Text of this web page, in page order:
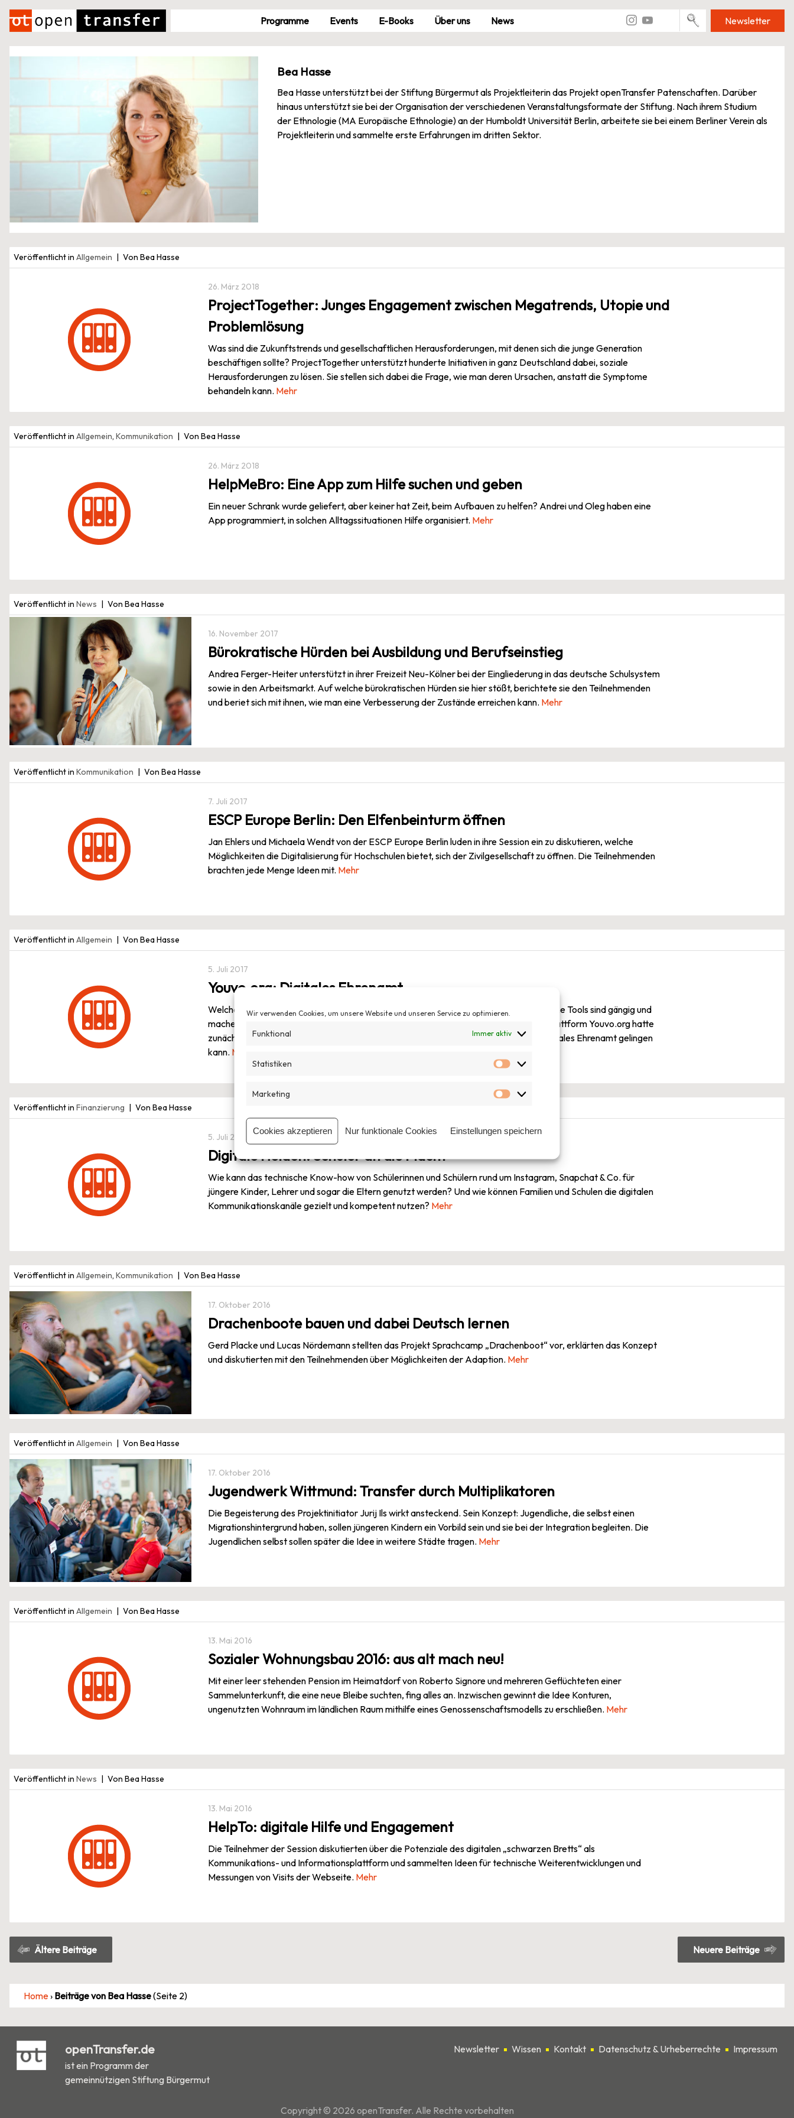
Wir verwenden Cookies, um unsere Website und unseren Service zu optimieren.
Funktional Immer aktiv
Statistiken
Statistiken
Marketing
Marketing
Cookies akzeptieren Nur funktionale Cookies Einstellungen speichern
Zum
Inhalt
springen
Pro­gramme Events E-Books Über uns News Newsletter
Bea Hasse
Bea Hasse unterstützt bei der Stiftung Bürgermut als Projektleiterin das Projekt openTransfer Patenschaften. Darüber
hinaus unterstützt sie bei der Organisation der verschiedenen Veranstaltungsformate der Stiftung. Nach ihrem Studium
der Ethnologie (MA Europäische Ethnologie) an der Humboldt Universität Berlin, arbeitete sie bei einem Berliner Verein als
Projektleiterin und sammelte erste Erfahrungen im dritten Sektor.
Veröffentlicht in Allgemein Von Bea Hasse
26. März 2018
ProjectTogether: Junges Engagement zwischen Megatrends, Utopie und
Problemlösung
Was sind die Zukunftstrends und gesellschaftlichen Herausforderungen, mit denen sich die junge Generation
beschäftigen sollte? ProjectTogether unterstützt hunderte Initiativen in ganz Deutschland dabei, soziale
Herausforderungen zu lösen. Sie stellen sich dabei die Frage, wie man deren Ursachen, anstatt die Symptome
behandeln kann. Mehr
Veröffentlicht in Allgemein, Kommunikation Von Bea Hasse
26. März 2018
HelpMeBro: Eine App zum Hilfe suchen und geben
Ein neuer Schrank wurde geliefert, aber keiner hat Zeit, beim Aufbauen zu helfen? Andrei und Oleg haben eine
App programmiert, in solchen Alltagssituationen Hilfe organisiert. Mehr
Veröffentlicht in News Von Bea Hasse
16. November 2017
Bürokratische Hürden bei Ausbildung und Berufseinstieg
Andrea Ferger-Heiter unterstützt in ihrer Freizeit Neu-Kölner bei der Eingliederung in das deutsche Schulsystem
sowie in den Arbeitsmarkt. Auf welche bürokratischen Hürden sie hier stößt, berichtete sie den Teilnehmenden
und beriet sich mit ihnen, wie man eine Verbesserung der Zustände erreichen kann. Mehr
Veröffentlicht in Kommunikation Von Bea Hasse
7. Juli 2017
ESCP Europe Berlin: Den Elfenbeinturm öffnen
Jan Ehlers und Michaela Wendt von der ESCP Europe Berlin luden in ihre Session ein zu diskutieren, welche
Möglichkeiten die Digitalisierung für Hochschulen bietet, sich der Zivilgesellschaft zu öffnen. Die Teilnehmenden
brachten jede Menge Ideen mit. Mehr
Veröffentlicht in Allgemein Von Bea Hasse
5. Juli 2017
Youvo.org: Digitales Ehrenamt
Welche digitalen Werkzeuge nutzen Wohlfahrtsverbände, NGOs und Initiativen? Welche Tools sind gängig und
machen die Arbeit nachweislich einfacher? Anne-Sophie Pahl von der Engagement-Plattform Youvo.org hatte
zunächst Fragen an die Teilnehmenden und gab später Tipps und Tricks weiter, wie digitales Ehrenamt gelingen
kann. Mehr
Veröffentlicht in Finanzierung Von Bea Hasse
5. Juli 2017
Digitale Helden: Schüler an die Macht
Wie kann das technische Know-how von Schülerinnen und Schülern rund um Instagram, Snapchat & Co. für
jüngere Kinder, Lehrer und sogar die Eltern genutzt werden? Und wie können Familien und Schulen die digitalen
Kommunikationskanäle gezielt und kompetent nutzen? Mehr
Veröffentlicht in Allgemein, Kommunikation Von Bea Hasse
17. Oktober 2016
Drachenboote bauen und dabei Deutsch lernen
Gerd Placke und Lucas Nördemann stellten das Projekt Sprachcamp „Drachenboot“ vor, erklärten das Konzept
und diskutierten mit den Teilnehmenden über Möglichkeiten der Adaption. Mehr
Veröffentlicht in Allgemein Von Bea Hasse
17. Oktober 2016
Jugendwerk Wittmund: Transfer durch Multiplikatoren
Die Begeisterung des Projektinitiator Jurij Ils wirkt ansteckend. Sein Konzept: Jugendliche, die selbst einen
Migrationshintergrund haben, sollen jüngeren Kindern ein Vorbild sein und sie bei der Integration begleiten. Die
Jugendlichen selbst sollen später die Idee in weitere Städte tragen. Mehr
Veröffentlicht in Allgemein Von Bea Hasse
13. Mai 2016
Sozialer Wohnungsbau 2016: aus alt mach neu!
Mit einer leer stehenden Pension im Heimatdorf von Roberto Signore und mehreren Geflüchteten einer
Sammelunterkunft, die eine neue Bleibe suchten, fing alles an. Inzwischen gewinnt die Idee Konturen,
ungenutzten Wohnraum im ländlichen Raum mithilfe eines Genossenschaftsmodells zu erschließen. Mehr
Veröffentlicht in News Von Bea Hasse
13. Mai 2016
HelpTo: digitale Hilfe und Engagement
Die Teilnehmer der Session diskutierten über die Potenziale des digitalen „schwarzen Bretts“ als
Kommunikations- und Informationsplattform und sammelten Ideen für technische Weiterentwicklungen und
Messungen von Visits der Webseite. Mehr
Beitragsnavigation
Ältere Beiträge Neuere Beiträge
Home› Beiträge von Bea Hasse(Seite 2)
openTransfer.de
ist ein Programm der
gemeinnützigen Stiftung Bürgermut
Newsletter Wissen Kontakt Datenschutz & Urheberrechte Impressum
Copyright © 2026 openTransfer. Alle Rechte vorbehalten